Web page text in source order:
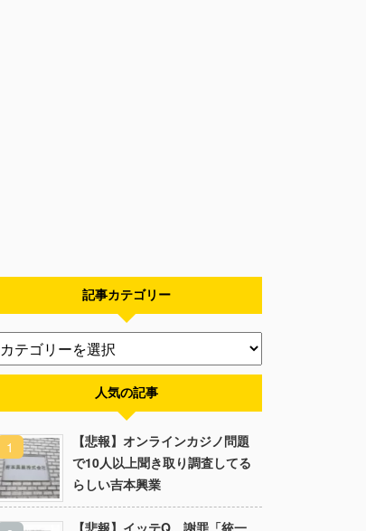
記事カテゴリー
人気の記事
【悲報】オンラインカジノ問題
で10人以上聞き取り調査してる
らしい吉本興業
【悲報】イッテQ、謝罪「統一